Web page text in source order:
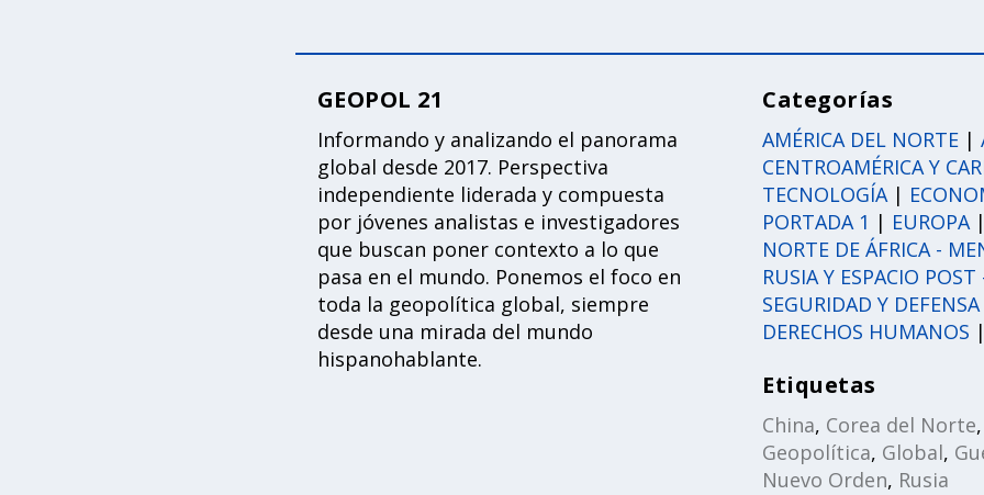
GEOPOL 21
Informando y analizando el panorama
global desde 2017. Perspectiva
independiente liderada y compuesta
por jóvenes analistas e investigadores
que buscan poner contexto a lo que
pasa en el mundo. Ponemos el foco en
toda la geopolítica global, siempre
desde una mirada del mundo
hispanohablante.
Categorías
AMÉRICA DEL NORTE |
CENTROAMÉRICA Y
TECNOLOGÍA|
PORTADA 1 | EUROPA|
NORTE DE ÁFRICA -
RUSIA Y ESPACIO
SEGURIDAD Y DEFENSA
DERECHOS HUMANOS |
Etiquetas
China, Corea del Norte,
Geopolítica, Global,
Nuevo Orden, Rusia